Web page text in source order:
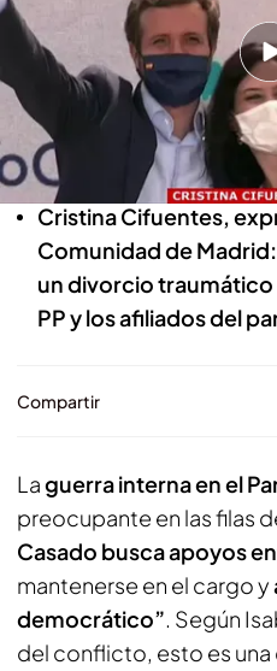
Cuatro al día
21 FEB 2022 - 18:36h.
Cifuentes,
guerra en el PP: “De
congreso ordinario”
Cristina Cifuentes,
Comunidad de
un divorcio
PP y los afiliados del
Compartir
Laguerra interna en el
preocupante en las filas
Casado busca apoyos
mantenerse en el cargo y
democrático”. Según
del conflicto, esto es una